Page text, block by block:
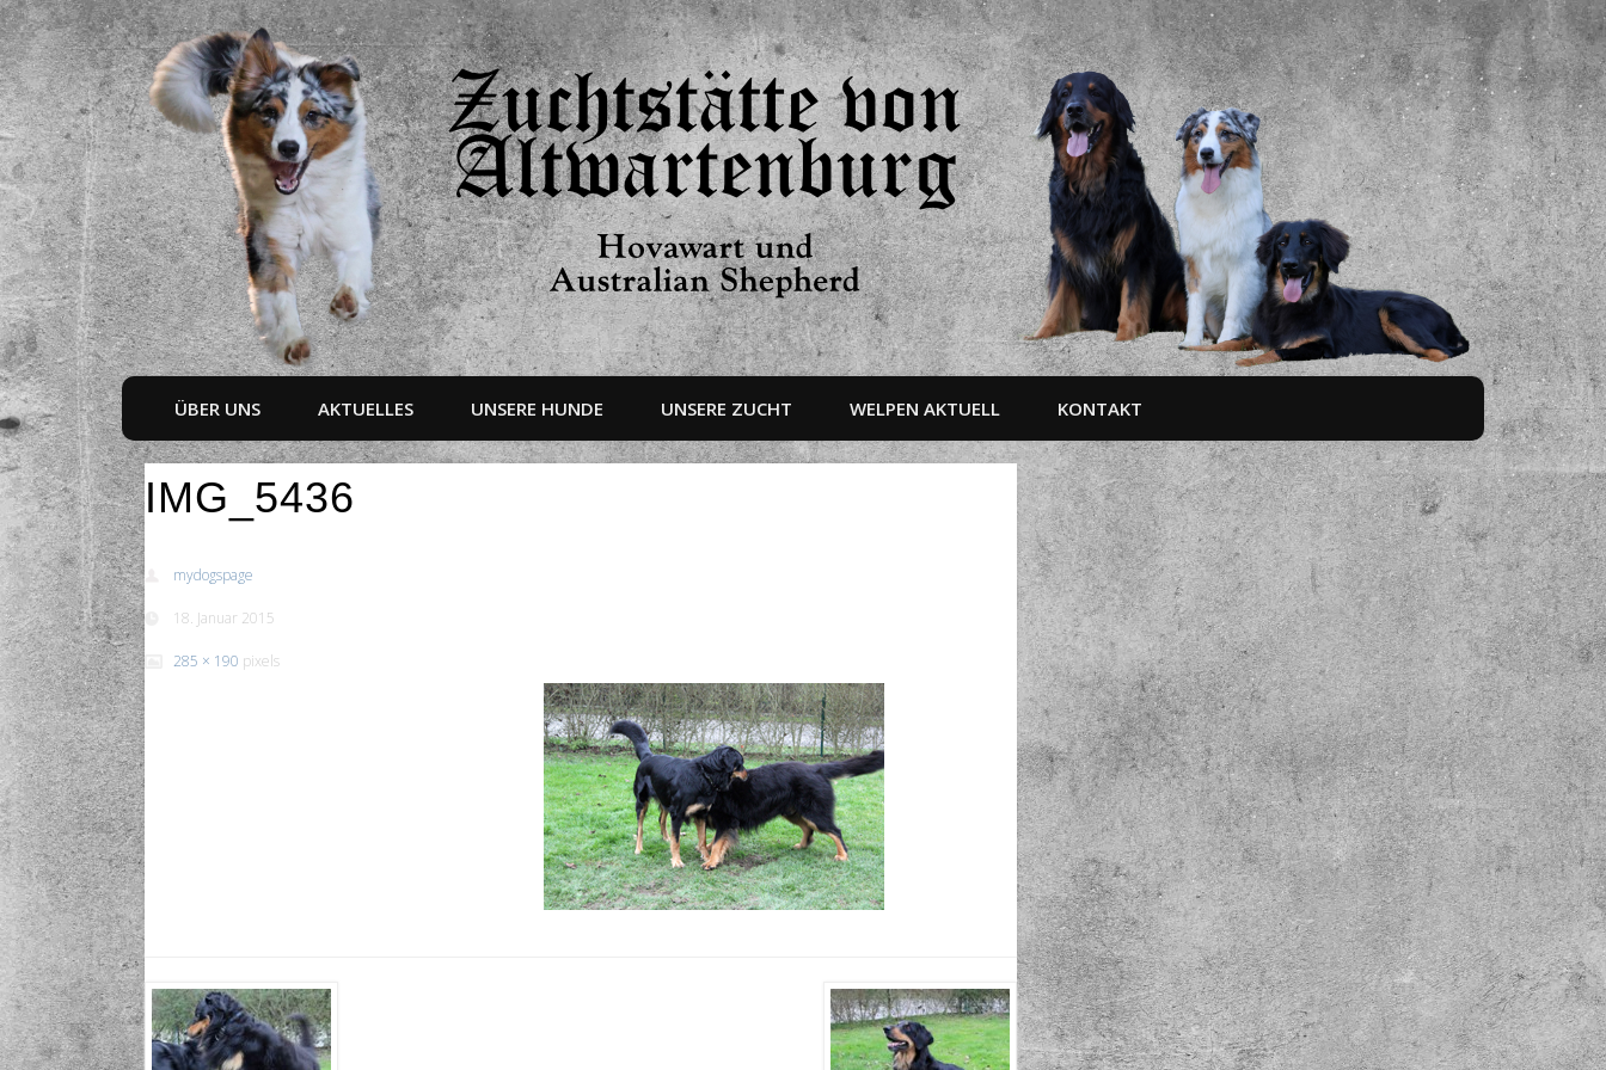
ÜBER UNS AKTUELLES UNSERE HUNDE UNSERE ZUCHT WELPEN AKTUELL KONTAKT
IMG_5436
mydogspage
18. Januar 2015
285 × 190 pixels